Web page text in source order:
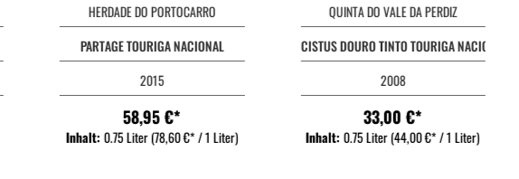
HERDADE DO PORTOCARRO
PARTAGE TOURIGA NACIONAL
2015
58,95 €*
Inhalt: 0.75 Liter(78,60 €* / 1 Liter)
QUINTA DO VALE DA PERDIZ
CISTUS DOURO TINTO TOURIGA NACIONAL
2008
33,00 €*
Inhalt:0.75 Liter(44,00 €* / 1 Liter)